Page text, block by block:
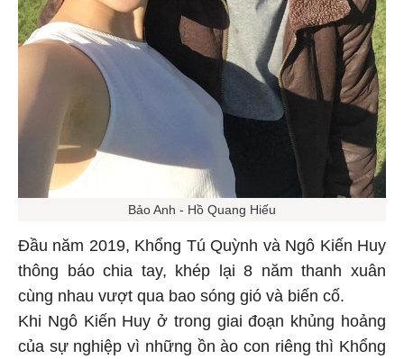
Bảo Anh - Hồ Quang Hiếu
Đầu năm 2019, Khổng Tú Quỳnh và Ngô Kiến Huy
thông báo chia tay, khép lại 8 năm thanh xuân
cùng nhau vượt qua bao sóng gió và biến cố.
Khi Ngô Kiến Huy ở trong giai đoạn khủng hoảng
của sự nghiệp vì những ồn ào con riêng thì Khổng